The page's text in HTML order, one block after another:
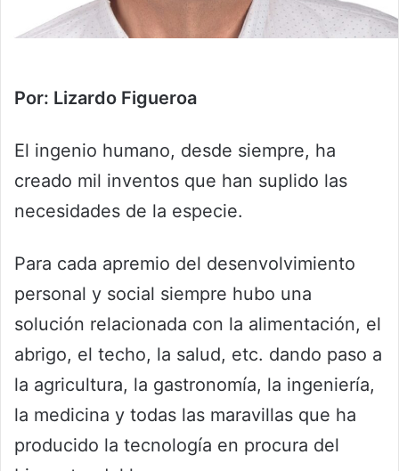
Por: Lizardo Figueroa
El ingenio humano, desde siempre, ha
creado mil inventos que han suplido las
necesidades de la especie.
Para cada apremio del desenvolvimiento
personal y social siempre hubo una
solución relacionada con la alimentación, el
abrigo, el techo, la salud, etc. dando paso a
la agricultura, la gastronomía, la ingeniería,
la medicina y todas las maravillas que ha
producido la tecnología en procura del